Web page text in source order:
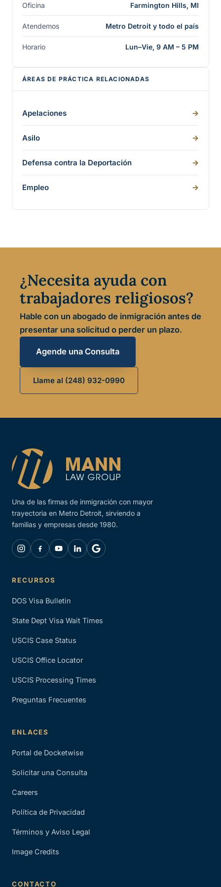
Oficina Farmington Hills, MI
Atendemos Metro Detroit y todo el país
Horario Lun–Vie, 9 AM – 5 PM
ÁREAS DE PRÁCTICA RELACIONADAS
Apelaciones ->
Asilo ->
Defensa contra la Deportación ->
Empleo ->
¿Necesita ayuda con
trabajadores religiosos?
Hable con un abogado de inmigración antes de
presentar una solicitud o perder un plazo.
Agende una Consulta
Llame al (248) 932-0990
Una de las firmas de inmigración con mayor
trayectoria en Metro Detroit, sirviendo a
familias y empresas desde 1980.
RECURSOS
DOS Visa Bulletin
State Dept Visa Wait Times
USCIS Case Status
USCIS Office Locator
USCIS Processing Times
Preguntas Frecuentes
ENLACES
Portal de Docketwise
Solicitar una Consulta
Careers
Política de Privacidad
Términos y Aviso Legal
Image Credits
CONTACTO